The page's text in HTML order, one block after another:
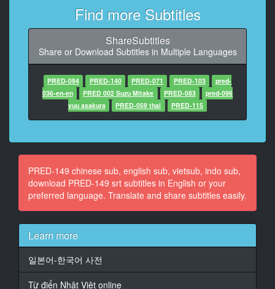
จะได้กลับเมื่อไหร่
8
At 00:02:14,152, Character said: กาแฟ ชา น้ำ แล้ว
ก็...น้ำแข็ง
9
At 00:02:19,951, Character said: โอ้วว...น้ำแข็งละลาย
แล้ว
At 00:02:23,055, Character said: ร้อนอะไรจะขนาดนั้น
11
At 00:02:26,063, Character said: ไม่ไหว ๆ ติดต่อให้เขา
มาดูแอร์เถอะครับ
At 00:02:29,618, Character said: โคตรร้อนเลย！
At 00:02:33,394, Character said: -รุ่นพี่ กินอะไรดีครับ
Find more Subtitles
ShareSubtitles
Share or Download Subtitles in Multiple Languages
PRED-094 PRED-140 PRED-071 PRED-103
pred-
036-en-en
PRED 002 Suzu Mitake PRED-083
pred-096
yuu asakura
PRED-059 thai PRED-115
PRED-149 chinese sub, english sub, vietsub, indo sub,
download PRED-149 srt subtitles in English or your
preferred language. Translate and share subtitles easily.
Learn more
일본어-한국어 사전
Từ điển Nhật Việt online